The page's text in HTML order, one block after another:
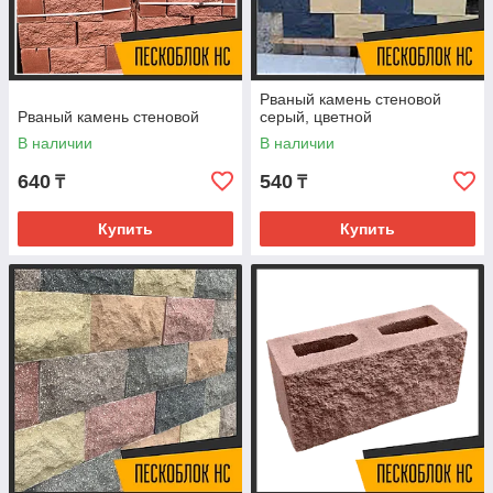
стандартный серый камень, и цветной вариант.
оптимальную расцветкупод вкусовые
Стройматериалне требует дополнительного
Где можно купить рваный камень?
"Пескоблок НС" предлагает покупателям
строительного материала. Вы без особых
вариант.
Рваный камень стеновой
В наличии
640 ₸
Купить
Рваный камень стеновой
серый, цветной
В наличии
540 ₸
Купить